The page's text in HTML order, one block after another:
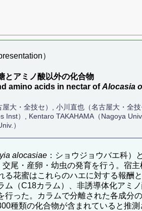
）
とアミノ酸以外の化合物
amino acids in nectar ofAlocasia
大・全技セ）, 小川直也（名古屋大・全
Inst）, Kentaro TAKAHAMA（Nagoya
）
alocasiae ：ショウジョウバエ科）
尾・産卵・幼虫の発育を行う。宿
花蜜はこれらのハエに対する報
（C18カラム）、非誘導体化アミ
った。カラムで分離された各成
種類の化合物が含まれていると推